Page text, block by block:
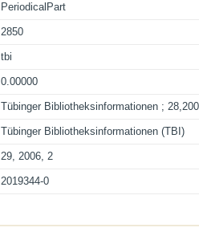
PeriodicalPart
2850
tbi
0.00000
Tübinger Bibliotheksinformationen ;
Tübinger Bibliotheksinformationen (TBI)
29, 2006, 2
2019344-0